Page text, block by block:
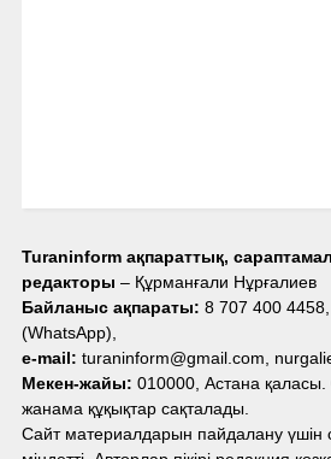
Turaninform ақпараттық,
редакторы – Құрманғали Нұрғалиев
Байланыс ақпараты: 8 707 400
(WhatsApp),
e-mail: turaninform@gmail.com,
Мекен-жайы: 010000, Астана
жанама құқықтар сақталады.
Сайт материалдарын пайдалану үшін